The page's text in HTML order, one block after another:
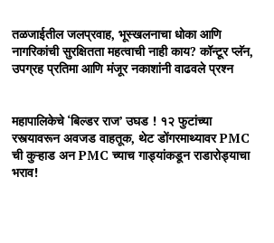
तळजाईतील जलप्रवाह, भूस्खलनाचा धोका आणि
नागरिकांची सुरक्षितता महत्वाची नाही काय? कॉन्टूर प्लॅन,
उपग्रह प्रतिमा आणि मंजूर नकाशांनी वाढवले प्रश्न
महापालिकेचे ‘बिल्डर राज’ उघड ! १२ फुटांच्या
रस्त्यावरून अवजड वाहतूक, थेट डोंगरमाथ्यावर PMC
ची कुऱ्हाड अन PMC च्याच गाड्यांकडून राडारोड्याचा
भराव!